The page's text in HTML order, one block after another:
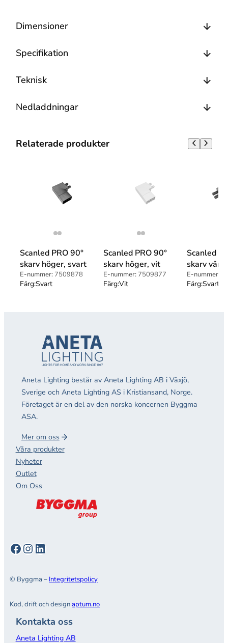
Dimensioner
Specifikation
Teknisk
Nedladdningar
Relaterade produkter
Scanled PRO 90°
skarv höger, svart
E-nummer: 7509878
Färg:Svart
Scanled PRO 90°
skarv höger, vit
E-nummer: 7509877
Färg:Vit
Scanled
skarv
E-nummer:
Färg:Svart
Aneta Lighting består av Aneta Lighting AB i Växjö,
Sverige och Aneta Lighting AS i Kristiansand, Norge.
Företaget är en del av den norska koncernen Byggma
ASA.
Mer om oss
Våra produkter
Nyheter
Outlet
Om Oss
Facebook
Instagram
LinkedIn
© Byggma – Integritetspolicy
Kod, drift och designaptum.no
Kontakta oss
Aneta Lighting AB